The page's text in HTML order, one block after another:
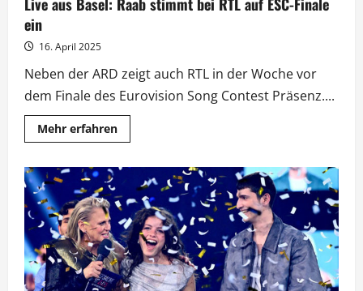
ein
16. April 2025
Neben der ARD zeigt auch RTL in der Woche vor
dem Finale des Eurovision Song Contest Präsenz....
Mehr erfahrenMehr
Informationen
aus
Basel:
Raab
stimmt
bei
RTL
auf
ESC-
Finale
ein